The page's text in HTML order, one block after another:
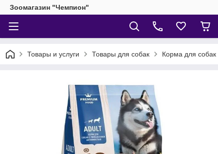
Зоомагазин "Чемпион"
Товары и услуги Товары для собак Корма для собак